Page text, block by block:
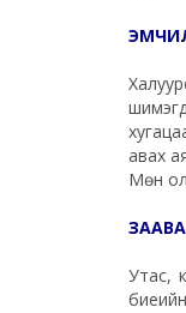
авах
Мөн
Утас,